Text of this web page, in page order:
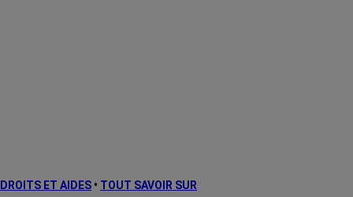
DROITS ET AIDES • TOUT SAVOIR SUR